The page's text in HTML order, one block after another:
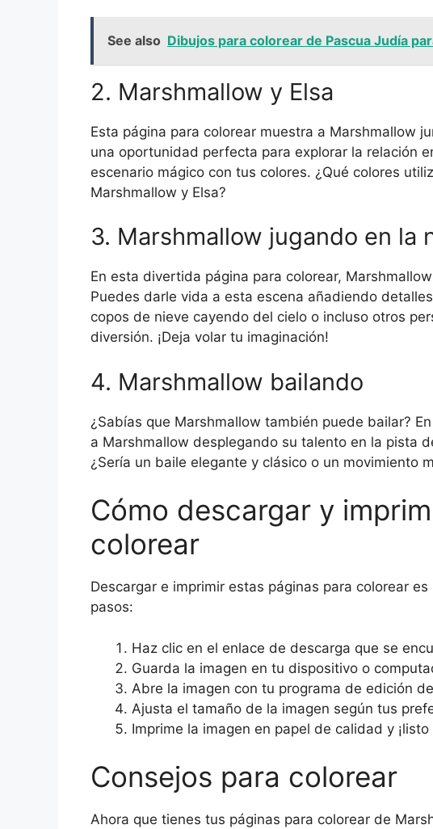
See also Dibujos para colorear de Pascua Judía
2. Marshmallow y Elsa
Esta página para colorear muestra a Marshmallow
una oportunidad perfecta para explorar la relación
escenario mágico con tus colores. ¿Qué colores
Marshmallow y Elsa?
3. Marshmallow jugando en la
En esta divertida página para colorear,
Puedes darle vida a esta escena añadiendo
copos de nieve cayendo del cielo o incluso otros
diversión. ¡Deja volar tu imaginación!
4. Marshmallow bailando
¿Sabías que Marshmallow también puede bailar?
a Marshmallow desplegando su talento en la pista
¿Sería un baile elegante y clásico o un movimiento
Cómo descargar y
colorear
Descargar e imprimir estas páginas para colorear
pasos:
Haz clic en el enlace de descarga que se
Guarda la imagen en tu dispositivo o
Abre la imagen con tu programa de edición
Ajusta el tamaño de la imagen según tus
Imprime la imagen en papel de calidad y
Consejos para colorear
Ahora que tienes tus páginas para colorear de